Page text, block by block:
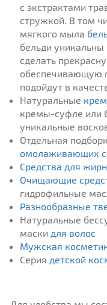
с экстрактами
стружкой. В том
мягкого мыла
бельди
сделать
обеспечивающую
подойдут в
Натуральные
кремы-суфле или
уникальные
Отдельная
омолаживающих
Средства для
Очищающие
гидрофильные
Разнообразные
Натуральные
маски для волос
Мужская
Серия детской